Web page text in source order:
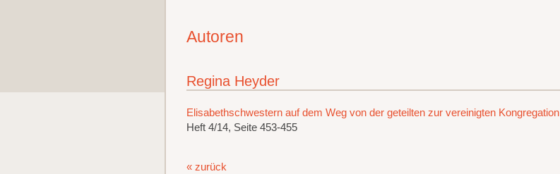
Autoren
Regina Heyder
Elisabethschwestern auf dem Weg von der geteilten zur vereinigten Kongregation
Heft 4/14, Seite 453-455
« zurück